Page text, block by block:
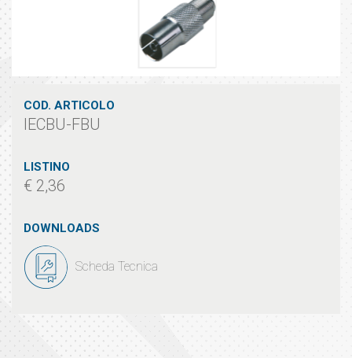
COD. ARTICOLO
IECBU-FBU
LISTINO
€ 2,36
DOWNLOADS
Scheda Tecnica